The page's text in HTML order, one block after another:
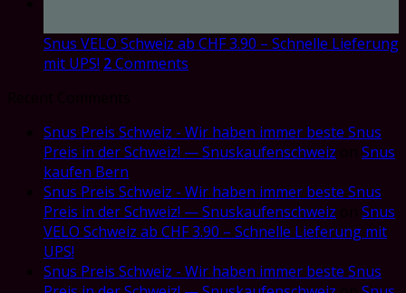
Snus VELO Schweiz ab CHF 3.90 – Schnelle Lieferung
mit UPS! 2Comments
Snus Preis Schweiz - Wir haben immer beste Snus
Preis in der Schweiz! — Snuskaufenschweiz
Snus
kaufen Bern
Snus Preis Schweiz - Wir haben immer beste Snus
Preis in der Schweiz! — Snuskaufenschweiz
Snus
VELO Schweiz ab CHF 3.90 – Schnelle Lieferung mit
UPS!
Snus Preis Schweiz - Wir haben immer beste Snus